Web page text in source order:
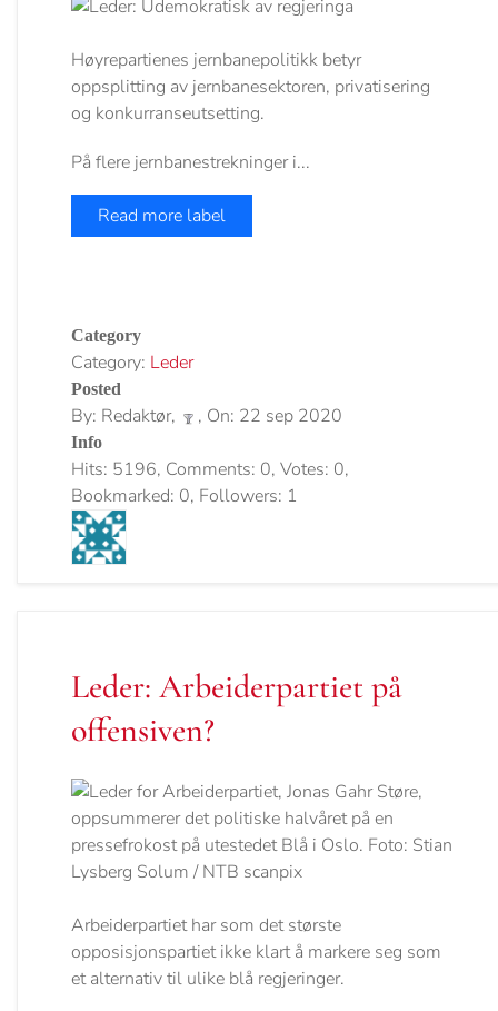
Høyrepartienes jernbanepolitikk betyr
oppsplitting av jernbanesektoren, privatisering
og konkurranseutsetting.
På flere jernbanestrekninger i...
Read more label
Category
Category: Leder
Posted
By: Redaktør, , On: 22 sep 2020
Info
Hits: 5196, Comments: 0, Votes: 0,
Bookmarked: 0, Followers: 1
Leder: Arbeiderpartiet på
offensiven?
Arbeiderpartiet har som det største
opposisjonspartiet ikke klart å markere seg som
et alternativ til ulike blå regjeringer.